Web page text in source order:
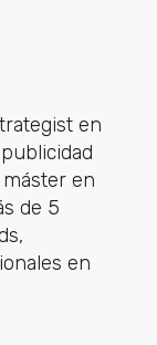
en
en
de 5
en